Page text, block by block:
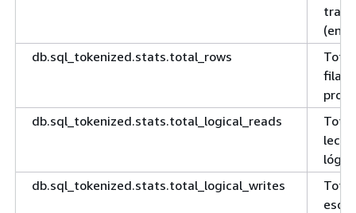
(en
db.sql_tokenized.stats.total_rows
filas
db.sql_tokenized.stats.total_logical_reads
db.sql_tokenized.stats.total_logical_writes